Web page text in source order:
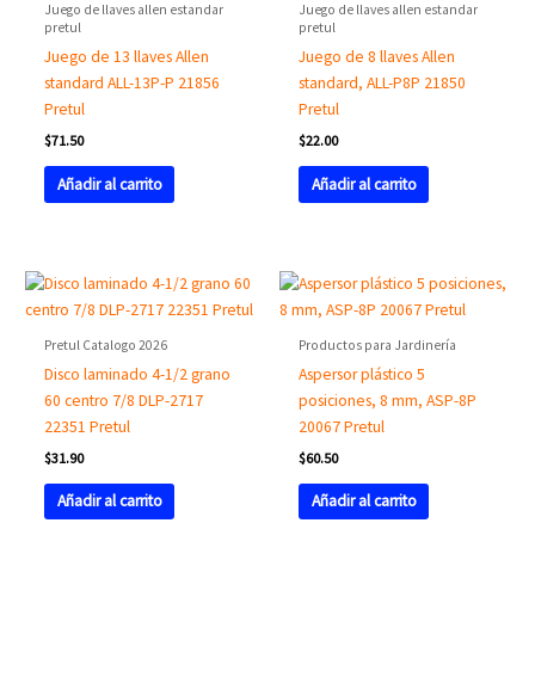
Juego de llaves allen estandar
pretul
Juego de 13 llaves Allen
standard ALL-13P-P 21856
Pretul
$71.50
Añadir al carrito
Juego de llaves allen estandar
pretul
Juego de 8 llaves Allen
standard, ALL-P8P 21850
Pretul
$22.00
Añadir al carrito
Pretul Catalogo 2026
Disco laminado 4-1/2 grano
60 centro 7/8 DLP-2717
22351 Pretul
$31.90
Añadir al carrito
Productos para Jardinería
Aspersor plástico 5
posiciones, 8 mm, ASP-8P
20067 Pretul
$60.50
Añadir al carrito